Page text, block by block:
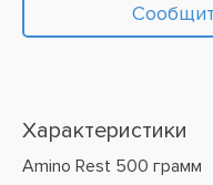
Характеристики
Amino Rest 500 грамм